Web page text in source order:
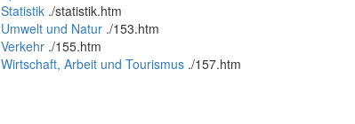
Statistik ./statistik.htm
Umwelt und Natur ./153.htm
Verkehr ./155.htm
Wirtschaft, Arbeit und Tourismus ./157.htm